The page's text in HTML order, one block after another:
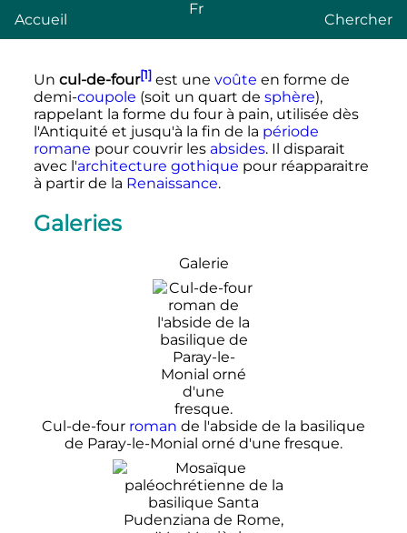
Accueil
Fr
Chercher
Un cul-de-four[1]est une voûte en forme de
demi-coupole (soit un quart de sphère),
rappelant la forme du four à pain, utilisée dès
l'Antiquité et jusqu'à la fin de la période
romane pour couvrir les absides. Il disparait
avec l'architecture gothique pour réapparaitre
à partir de la Renaissance.
Galeries
Galerie
Cul-de-four roman de l'abside de la basilique
de Paray-le-Monial orné d'une fresque.